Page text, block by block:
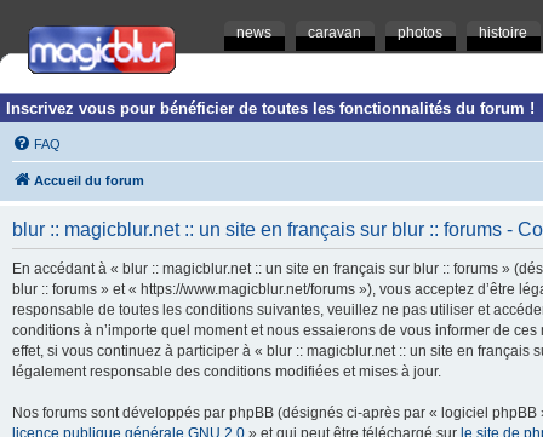
news caravan photos histoire
Inscrivez vous pour bénéficier de toutes les fonctionnalités du forum !
FAQ
Accueil du forum
blur :: magicblur.net :: un site en français sur blur :: forums -
En accédant à « blur :: magicblur.net :: un site en français sur blur :: forums »
blur :: forums » et « https://www.magicblur.net/forums »), vous acceptez d’être
responsable de toutes les conditions suivantes, veuillez ne pas utiliser et
conditions à n’importe quel moment et nous essaierons de vous informer de
effet, si vous continuez à participer à « blur :: magicblur.net :: un site en
légalement responsable des conditions modifiées et mises à jour.
Nos forums sont développés par phpBB (désignés ci-après par « logiciel
licence publique générale GNU 2.0 » et qui peut être téléchargé sur le site de